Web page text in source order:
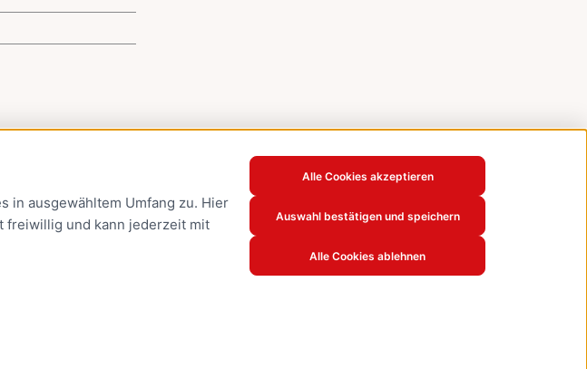
in ausgewähltem Umfang zu. Hier
freiwillig und kann jederzeit mit
Alle Cookies akzeptieren
Auswahl bestätigen und speichern
Alle Cookies ablehnen